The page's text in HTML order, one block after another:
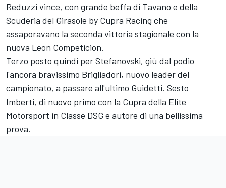
Reduzzi vince, con grande beffa di Tavano e della
Scuderia del Girasole by Cupra Racing che
assaporavano la seconda vittoria stagionale con la
nuova Leon Competicion.
Terzo posto quindi per Stefanovski, giù dal podio
l'ancora bravissimo Brigliadori, nuovo leader del
campionato, a passare all'ultimo Guidetti. Sesto
Imberti, di nuovo primo con la Cupra della Elite
Motorsport in Classe DSG e autore di una bellissima
prova.